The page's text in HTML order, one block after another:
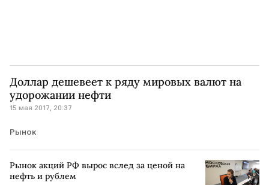
Доллар дешевеет к ряду мировых валют на
удорожании нефти
15 мая 2017, 20:37
Рынок
Рынок акций РФ вырос вслед за ценой на
нефть и рублем